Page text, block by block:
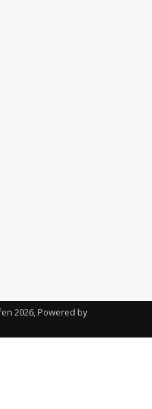
2026, Powered by